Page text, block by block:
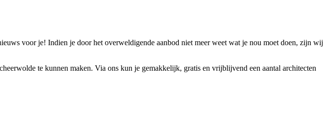
voor je! Indien je door het overweldigende aanbod niet meer weet wat je nou moet doen, zijn wij
te kunnen maken. Via ons kun je gemakkelijk, gratis en vrijblijvend een aantal architecten